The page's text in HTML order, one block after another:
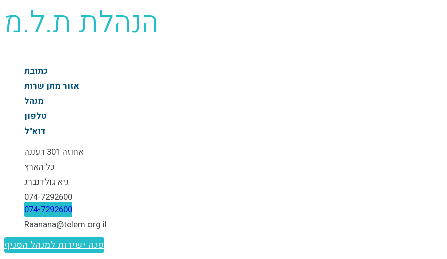
הנהלת ת.ל.מ
כתובת
אזור מתן שרות
מנהל
טלפון
דוא"ל
אחוזה 301 רעננה
כל הארץ
גיא גולדנברג
074-7292600
074-7292600
Raanana@telem.org.il
פנה ישירות למנהל הסניף